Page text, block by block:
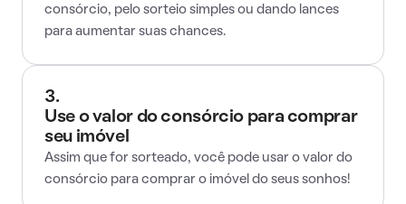
consórcio, pelo sorteio simples ou dando lances
para aumentar suas chances.
3.
Use o valor do consórcio para comprar
seu imóvel
Assim que for sorteado, você pode usar o valor do
consórcio para comprar o imóvel do seus sonhos!